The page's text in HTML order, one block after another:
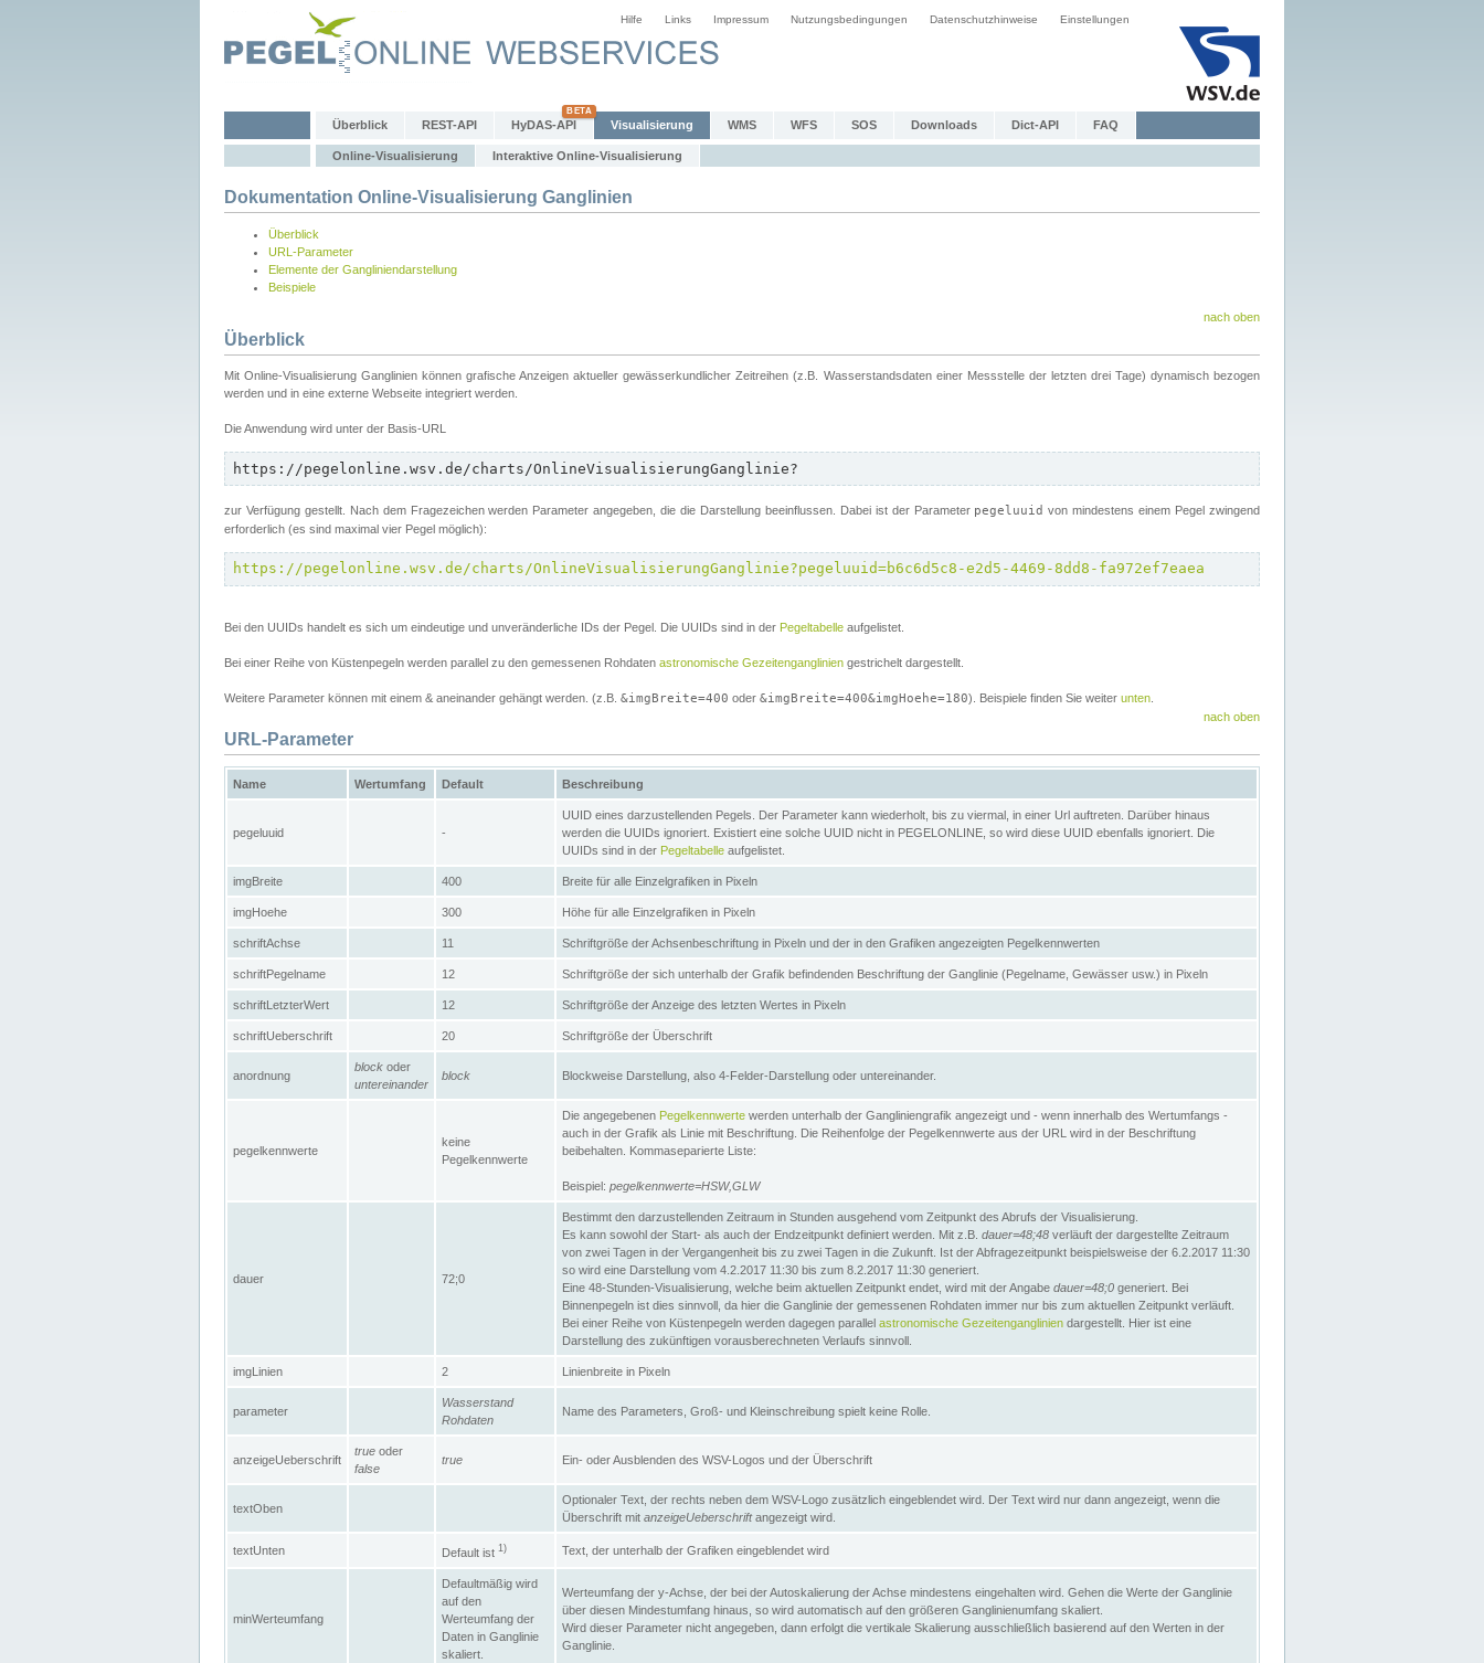
Hilfe Links Impressum Nutzungsbedingungen Datenschutzhinweise Einstellungen
Überblick REST-API HyDAS-API Visualisierung WMS WFS SOS Downloads Dict-API FAQ
Online-Visualisierung Interaktive Online-Visualisierung
Dokumentation Online-Visualisierung Ganglinien
Überblick
URL-Parameter
Elemente der Gangliniendarstellung
Beispiele
nach oben
Überblick
Mit Online-Visualisierung Ganglinien können grafische Anzeigen aktueller gewässerkundlicher Zeitreihen (z.B. Wasserstandsdaten einer Messstelle der letzten drei Tage) dynamisch bezogen
werden und in eine externe Webseite integriert werden.
Die Anwendung wird unter der Basis-URL
https://pegelonline.wsv.de/charts/OnlineVisualisierungGanglinie?
zur Verfügung gestellt. Nach dem Fragezeichen werden Parameter angegeben, die die Darstellung beeinflussen. Dabei ist der Parameter pegeluuid von mindestens einem Pegel zwingend
erforderlich (es sind maximal vier Pegel möglich):
https://pegelonline.wsv.de/charts/OnlineVisualisierungGanglinie?pegeluuid=b6c6d5c8-e2d5-4469-8dd8-fa972ef7eaea
Bei den UUIDs handelt es sich um eindeutige und unveränderliche IDs der Pegel. Die UUIDs sind in der Pegeltabelle aufgelistet.
Bei einer Reihe von Küstenpegeln werden parallel zu den gemessenen Rohdaten astronomische Gezeitenganglinien gestrichelt dargestellt.
Weitere Parameter können mit einem & aneinander gehängt werden. (z.B. &imgBreite=400 oder &imgBreite=400&imgHoehe=180). Beispiele finden Sie weiter unten
nach oben
URL-Parameter
Name Wertumfang Default Beschreibung
pegeluuid -
UUID eines darzustellenden Pegels. Der Parameter kann wiederholt, bis zu viermal, in einer Url auftreten. Darüber hinaus
werden die UUIDs ignoriert. Existiert eine solche UUID nicht in PEGELONLINE, so wird diese UUID ebenfalls ignoriert. Die
UUIDs sind in der Pegeltabelle aufgelistet.
imgBreite 400 Breite für alle Einzelgrafiken in Pixeln
imgHoehe 300 Höhe für alle Einzelgrafiken in Pixeln
schriftAchse 11 Schriftgröße der Achsenbeschriftung in Pixeln und der in den Grafiken angezeigten Pegelkennwerten
schriftPegelname 12 Schriftgröße der sich unterhalb der Grafik befindenden Beschriftung der Ganglinie (Pegelname, Gewässer usw.) in Pixeln
schriftLetzterWert 12 Schriftgröße der Anzeige des letzten Wertes in Pixeln
schriftUeberschrift 20 Schriftgröße der Überschrift
anordnung
block oder
untereinander
block Blockweise Darstellung, also 4-Felder-Darstellung oder untereinander.
pegelkennwerte
keine
Pegelkennwerte
Die angegebenen Pegelkennwerte werden unterhalb der Gangliniengrafik angezeigt und - wenn innerhalb des Wertumfangs -
auch in der Grafik als Linie mit Beschriftung. Die Reihenfolge der Pegelkennwerte aus der URL wird in der Beschriftung
beibehalten. Kommaseparierte Liste:
Beispiel: pegelkennwerte=HSW,GLW
dauer 72;0
Bestimmt den darzustellenden Zeitraum in Stunden ausgehend vom Zeitpunkt des Abrufs der Visualisierung.
Es kann sowohl der Start- als auch der Endzeitpunkt definiert werden. Mit z.B. dauer=48;48 verläuft der dargestellte Zeitraum
von zwei Tagen in der Vergangenheit bis zu zwei Tagen in die Zukunft. Ist der Abfragezeitpunkt beispielsweise der 6.2.2017 11:30
so wird eine Darstellung vom 4.2.2017 11:30 bis zum 8.2.2017 11:30 generiert.
Eine 48-Stunden-Visualisierung, welche beim aktuellen Zeitpunkt endet, wird mit der Angabe dauer=48;0 generiert. Bei
Binnenpegeln ist dies sinnvoll, da hier die Ganglinie der gemessenen Rohdaten immer nur bis zum aktuellen Zeitpunkt verläuft.
Bei einer Reihe von Küstenpegeln werden dagegen parallel astronomische Gezeitenganglinien dargestellt. Hier ist eine
Darstellung des zukünftigen vorausberechneten Verlaufs sinnvoll.
imgLinien 2 Linienbreite in Pixeln
parameter
Wasserstand
Rohdaten
Name des Parameters, Groß- und Kleinschreibung spielt keine Rolle.
anzeigeUeberschrift
true oder
false
true Ein- oder Ausblenden des WSV-Logos und der Überschrift
textOben
Optionaler Text, der rechts neben dem WSV-Logo zusätzlich eingeblendet wird. Der Text wird nur dann angezeigt, wenn die
Überschrift mit anzeigeUeberschriftangezeigt wird.
textUnten Default ist 1) Text, der unterhalb der Grafiken eingeblendet wird
minWerteumfang
Defaultmäßig wird
auf den
Werteumfang der
Daten in Ganglinie
skaliert.
Werteumfang der y-Achse, der bei der Autoskalierung der Achse mindestens eingehalten wird. Gehen die Werte der Ganglinie
über diesen Mindestumfang hinaus, so wird automatisch auf den größeren Ganglinienumfang skaliert.
Wird dieser Parameter nicht angegeben, dann erfolgt die vertikale Skalierung ausschließlich basierend auf den Werten in der
Ganglinie.